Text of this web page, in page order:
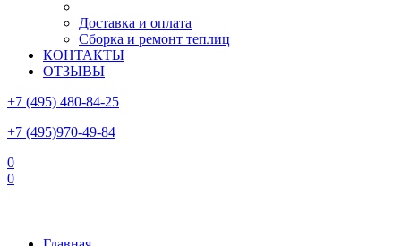
Доставка и оплата
Сборка и ремонт теплиц
КОНТАКТЫ
ОТЗЫВЫ
+7 (495) 480-84-25
+7 (495)970-49-84
0
0